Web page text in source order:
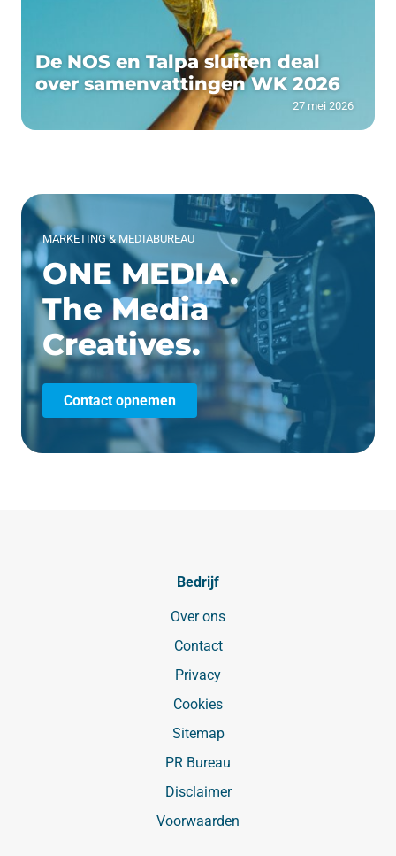
De NOS en Talpa sluiten deal
over samenvattingen WK 2026
27 mei 2026
MARKETING & MEDIABUREAU
ONE MEDIA.
The Media
Creatives.
Contact opnemen
Bedrijf
Over ons
Contact
Privacy
Cookies
Sitemap
PR Bureau
Disclaimer
Voorwaarden